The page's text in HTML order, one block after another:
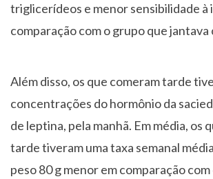
triglicerídeos e menor sensibilidade à
comparação com o grupo que jantava
Além disso, os que comeram tarde
concentrações do hormônio da
de leptina, pela manhã. Em média, os
tarde tiveram uma taxa semanal
peso 80 g menor em comparação